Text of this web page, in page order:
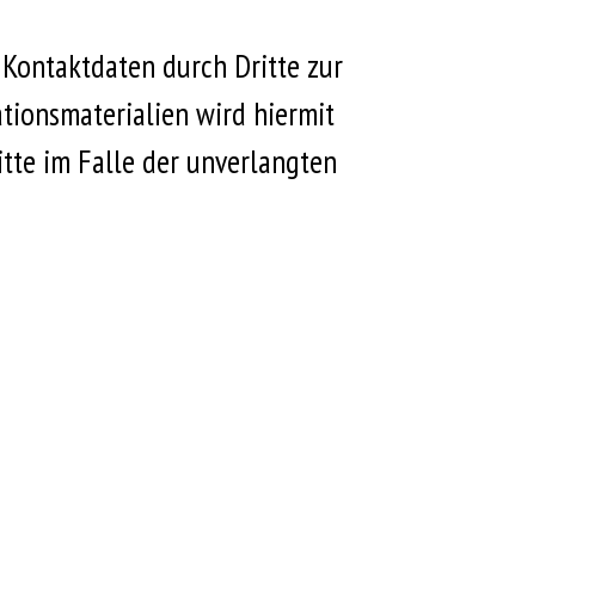
durch Dritte zur
wird hiermit
im Falle der unverlangten